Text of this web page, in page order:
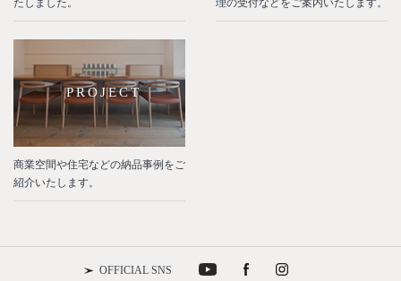
たしました。
理の受付などをご案内いたします。
PROJECT
商業空間や住宅などの納品事例をご
紹介いたします。
OFFICIAL SNS